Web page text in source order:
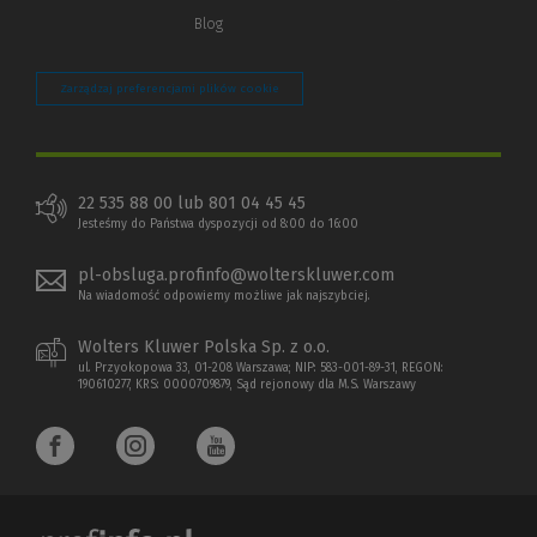
Blog
Zarządzaj preferencjami plików cookie
22 535 88 00 lub 801 04 45 45
Jesteśmy do Państwa dyspozycji od 8:00 do 16:00
pl-obsluga.profinfo@wolterskluwer.com
Na wiadomość odpowiemy możliwe jak najszybciej.
Wolters Kluwer Polska Sp. z o.o.
ul. Przyokopowa 33, 01-208 Warszawa; NIP: 583-001-89-31, REGON:
190610277, KRS: 0000709879, Sąd rejonowy dla M.S. Warszawy